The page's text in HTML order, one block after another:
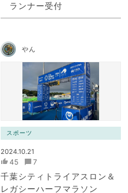
ランナー受付
やん
スポーツ
2024.10.21
45 7
千葉シティトライアスロン＆
レガシーハーフマラソン